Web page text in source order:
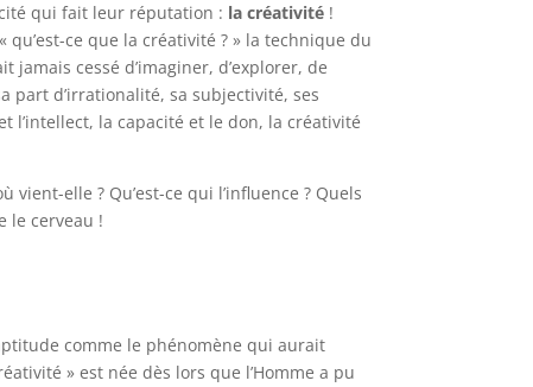
qui fait leur réputation : la créativité !
ce que la créativité ? » la technique du
jamais cessé d’imaginer, d’explorer, de
part d’irrationalité, sa subjectivité, ses
l’intellect, la capacité et le don, la créativité
elle ? Qu’est-ce qui l’influence ? Quels
le cerveau !
comme le phénomène qui aurait
» est née dès lors que l’Homme a pu